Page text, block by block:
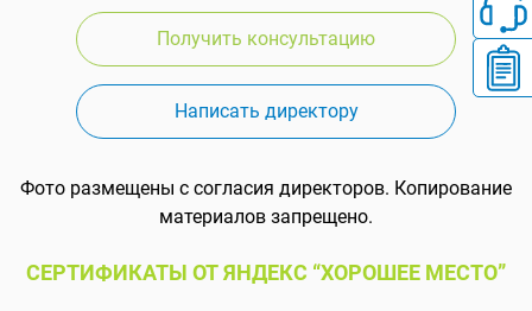
Получить консультацию
Написать директору
Фото размещены с согласия директоров. Копирование
материалов запрещено.
СЕРТИФИКАТЫ ОТ ЯНДЕКС “ХОРОШЕЕ МЕСТО”